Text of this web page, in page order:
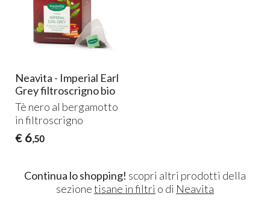
Neavita - Imperial Earl
Grey filtroscrigno bio
Tè nero al bergamotto
in filtroscrigno
€ 6,50
Continua lo shopping! scopri altri prodotti della
sezionetisane in filtri o di Neavita